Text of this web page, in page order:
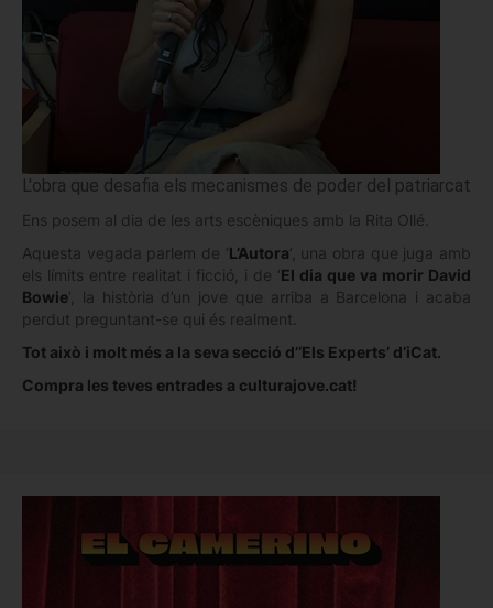
L'obra que desafia els mecanismes de poder del patriarcat
Ens posem al dia de les arts escèniques amb la Rita Ollé.
Aquesta vegada parlem de ‘L’Autora’, una obra que juga amb
els límits entre realitat i ficció, i de ‘El dia que va morir David
Bowie’, la història d’un jove que arriba a Barcelona i acaba
perdut preguntant-se qui és realment.
Tot això i molt més a la seva secció d’‘Els Experts’ d’iCat.
Compra les teves entrades a culturajove.cat!